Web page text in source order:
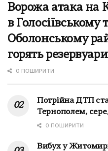
Ворожа атака на
в Голосіївському
Оболонському
горять
0 ПОШИРИТИ
Потрійна ДТП
Тернополем,
0 ПОШИРИТИ
Вибух у